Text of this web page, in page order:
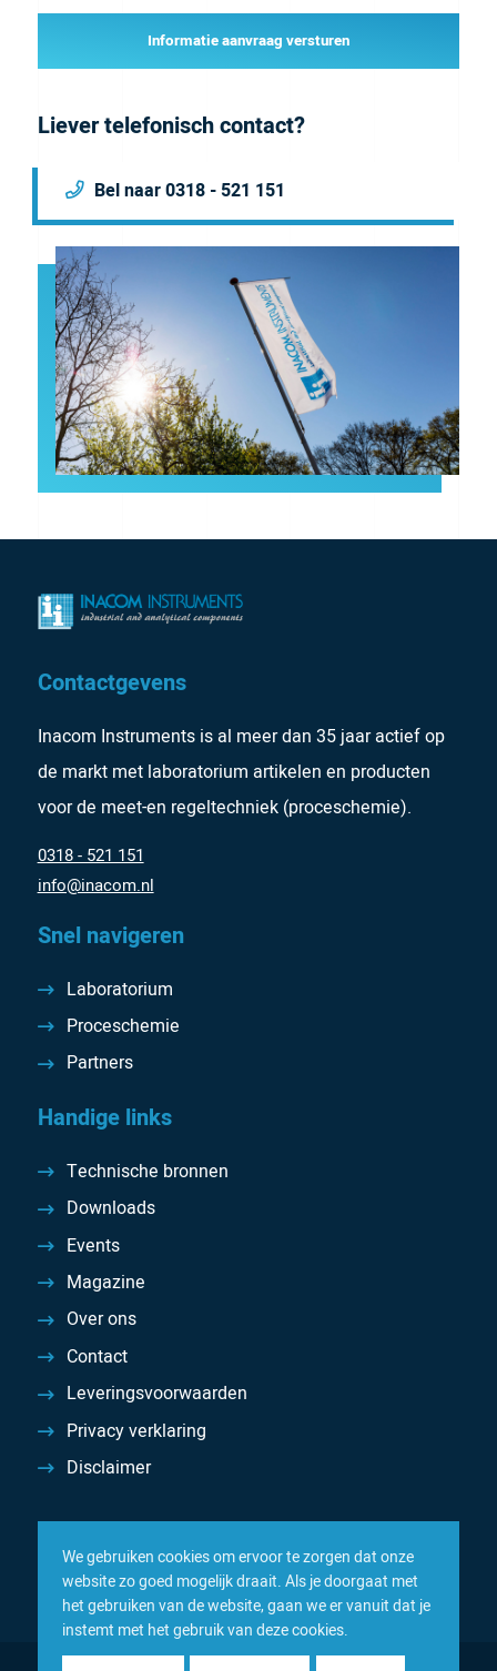
Informatie aanvraag versturen
Liever telefonisch contact?
Bel naar 0318 - 521 151
Contactgevens
Inacom Instruments is al meer dan 35 jaar actief op
de markt met laboratorium artikelen en producten
voor de meet-en regeltechniek (proceschemie).
0318 - 521 151
info@inacom.nl
Snel navigeren
Laboratorium
Proceschemie
Partners
Handige links
Technische bronnen
Downloads
Events
Magazine
Over ons
Contact
Leveringsvoorwaarden
Privacy verklaring
Disclaimer
We gebruiken cookies om ervoor te zorgen dat onze
website zo goed mogelijk draait. Als je doorgaat met
het gebruiken van de website, gaan we er vanuit dat je
instemt met het gebruik van deze cookies.